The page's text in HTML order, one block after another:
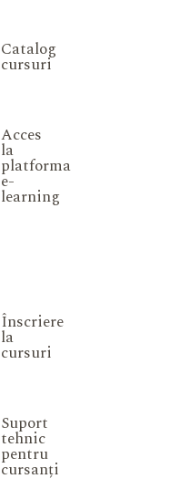
Catalog
cursuri
Acces
la
platforma
e-
learning
Înscriere
la
cursuri
Suport
tehnic
pentru
cursanți